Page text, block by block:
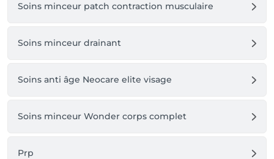
Soins minceur patch contraction musculaire
Soins minceur drainant
Soins anti âge Neocare elite visage
Soins minceur Wonder corps complet
Prp